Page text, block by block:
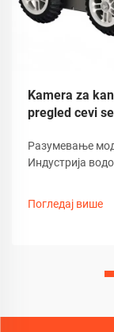
Kamera za
pregled cevi
Разумевање
Индустрија
Погледај више